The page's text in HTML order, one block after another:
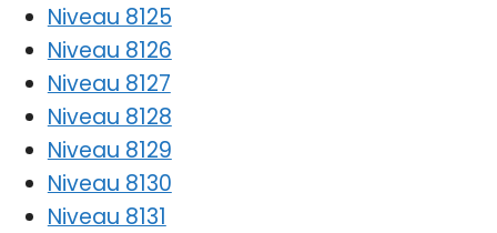
Niveau 8125
Niveau 8126
Niveau 8127
Niveau 8128
Niveau 8129
Niveau 8130
Niveau 8131